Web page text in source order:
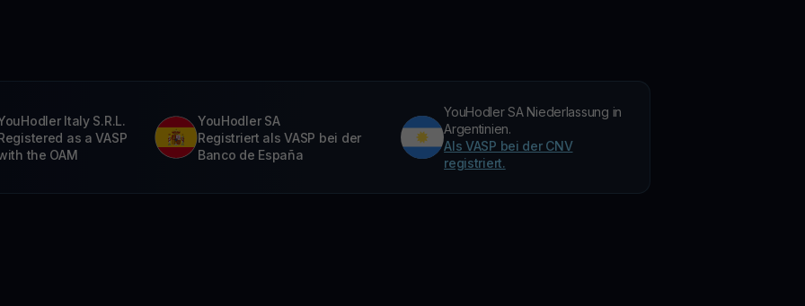
Italy S.R.L.
as a VASP
the OAM
YouHodler SA
Registriert als VASP bei der
Banco de España
YouHodler SA Niederlassung in
Argentinien.
Als VASP bei der CNV
registriert.